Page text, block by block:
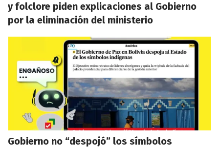
y folclore piden explicaciones al Gobierno
por la eliminación del ministerio
Gobierno no “despojó” los símbolos